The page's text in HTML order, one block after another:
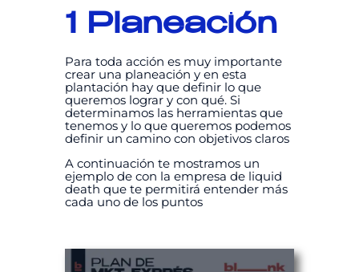
1 Planeación
Para toda acción es muy importante
crear una planeación y en esta
plantación hay que definir lo que
queremos lograr y con qué. Si
determinamos las herramientas que
tenemos y lo que queremos podemos
definir un camino con objetivos claros
A continuación te mostramos un
ejemplo de con la empresa de liquid
death que te permitirá entender más
cada uno de los puntos